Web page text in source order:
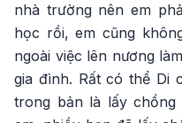
nhà trường nên em
học rồi, em cũng
ngoài việc lên nương
gia đình. Rất có thể Di
trong bản là lấy chồng